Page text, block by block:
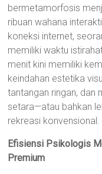
bermetamorfosis
ribuan wahana
koneksi internet,
memiliki waktu
menit kini memiliki
keindahan estetika
tantangan ringan, dan
setara—atau bahkan
rekreasi konvensional.
Efisiensi Psikologis
Premium